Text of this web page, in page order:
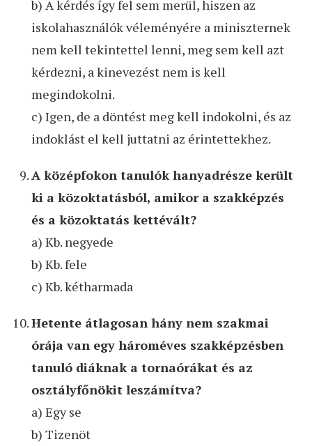
b) A kérdés így fel sem merül, hiszen az
iskolahasználók véleményére a miniszternek
nem kell tekintettel lenni, meg sem kell azt
kérdezni, a kinevezést nem is kell
megindokolni.
c) Igen, de a döntést meg kell indokolni, és az
indoklást el kell juttatni az érintettekhez.
A középfokon tanulók hanyadrésze került
ki a közoktatásból, amikor a szakképzés
és a közoktatás kettévált?
a) Kb. negyede
b) Kb. fele
c) Kb. kétharmada
Hetente átlagosan hány nem szakmai
órája van egy hároméves szakképzésben
tanuló diáknak a tornaórákat és az
osztályfőnökit leszámítva?
a) Egy se
b) Tizenöt